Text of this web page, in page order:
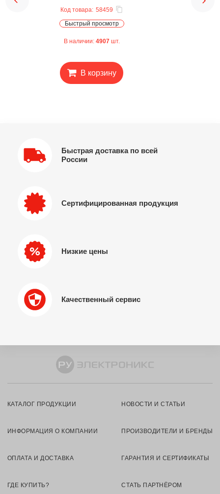
Код товара: 58459
Быстрый просмотр
В наличии: 4907шт.
В корзину
Быстрая доставка по всей
России
Сертифицированная продукция
Низкие цены
Качественный сервис
КАТАЛОГ ПРОДУКЦИИ НОВОСТИ И СТАТЬИ
ИНФОРМАЦИЯ О КОМПАНИИ ПРОИЗВОДИТЕЛИ И БРЕНДЫ
ОПЛАТА И ДОСТАВКА ГАРАНТИЯ И СЕРТИФИКАТЫ
ГДЕ КУПИТЬ? СТАТЬ ПАРТНЁРОМ